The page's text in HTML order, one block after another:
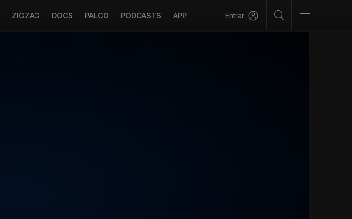
ZIGZAG DOCS PALCO PODCASTS APP Entrar